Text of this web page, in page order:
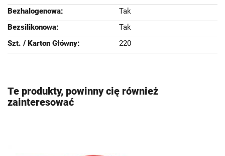
Tak
Tak
220
Te produkty, powinny cię również
zainteresować